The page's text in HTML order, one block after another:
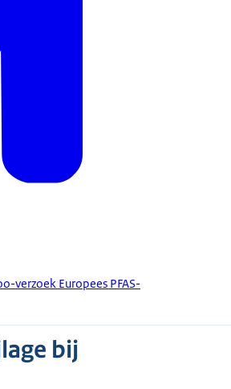
verzoek Europees PFAS-
bij